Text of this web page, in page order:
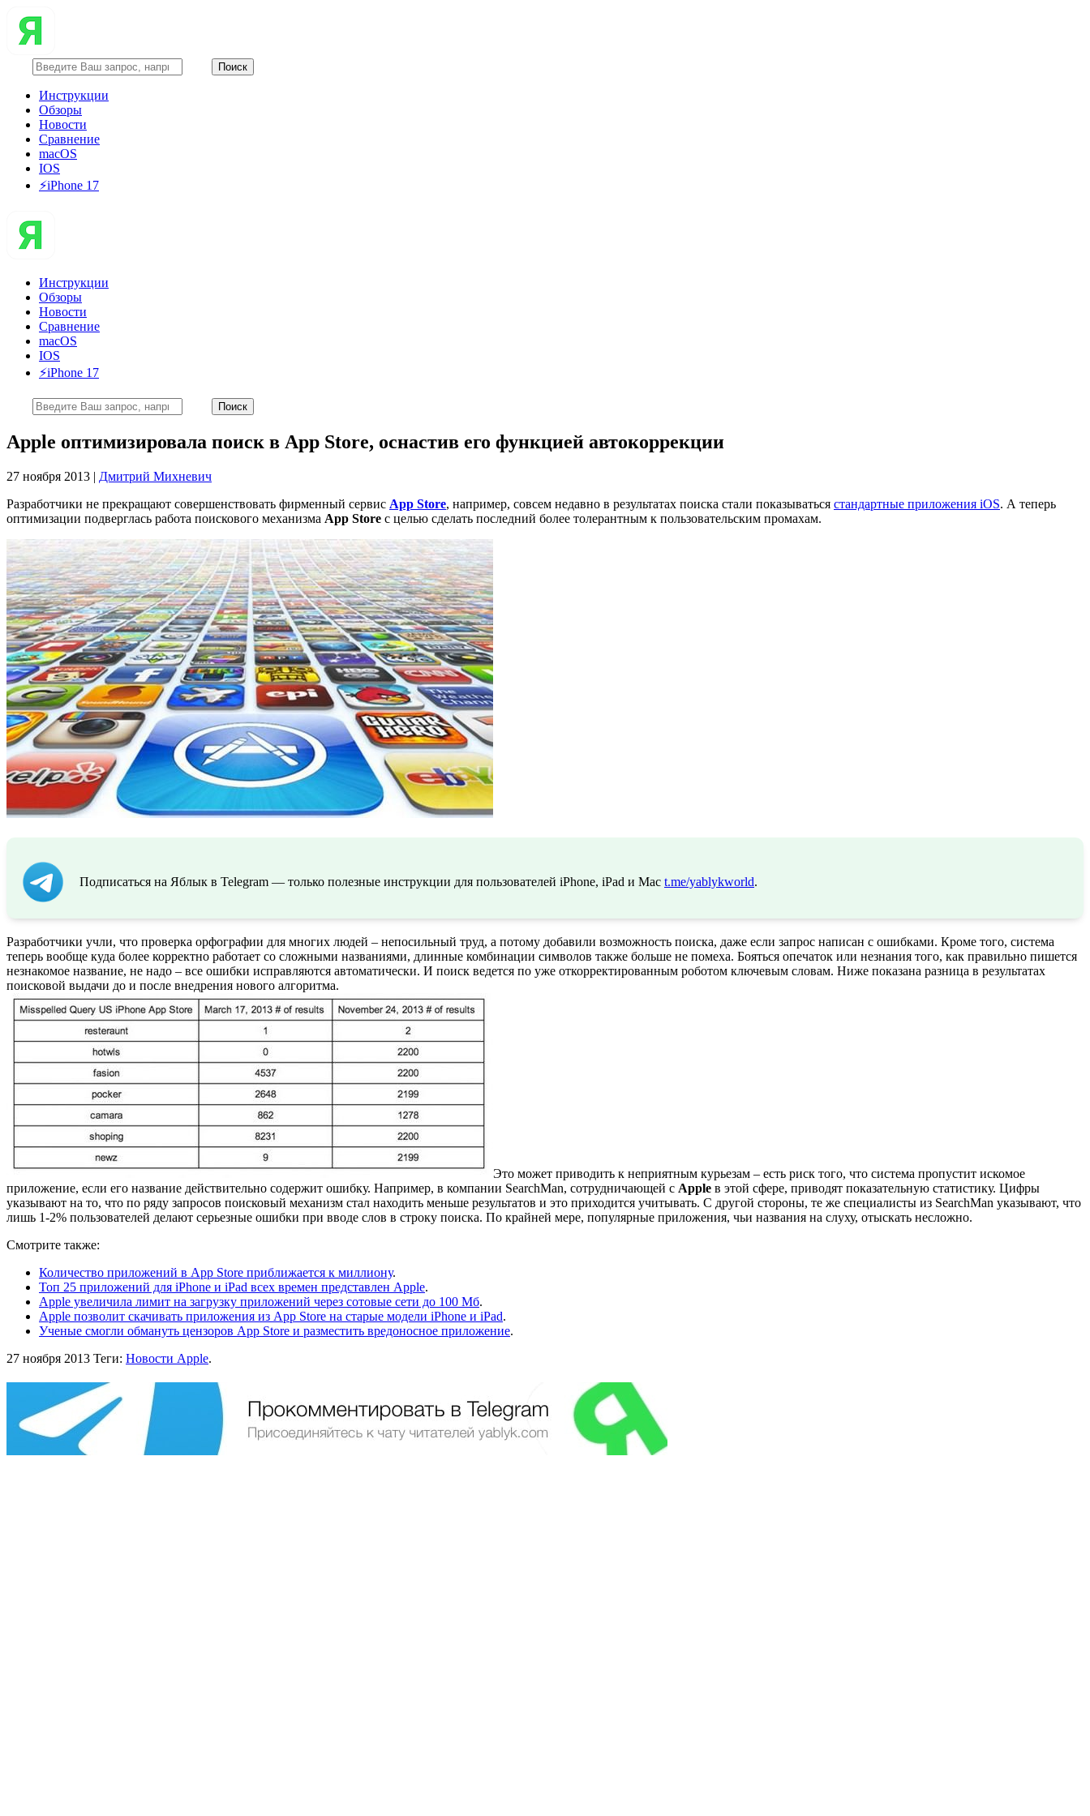
Инструкции
Обзоры
Новости
Сравнение
macOS
IOS
⚡️iPhone 17
Инструкции
Обзоры
Новости
Сравнение
macOS
IOS
⚡️iPhone 17
Apple оптимизировала поиск в App Store, оснастив его функцией автокоррекции
27 ноября 2013 | Дмитрий Михневич
Разработчики не прекращают совершенствовать фирменный сервис App Store, например, совсем недавно в результатах поиска стали показываться стандартные приложения iOS. А теперь
оптимизации подверглась работа поискового механизма App Store с целью сделать последний более толерантным к пользовательским промахам.
Подписаться на Яблык в Telegram — только полезные инструкции для пользователей iPhone, iPad и Mac t.me/yablykworld.
Разработчики учли, что проверка орфографии для многих людей – непосильный труд, а потому добавили возможность поиска, даже если запрос написан с ошибками. Кроме того, система
теперь вообще куда более корректно работает со сложными названиями, длинные комбинации символов также больше не помеха. Бояться опечаток или незнания того, как правильно пишется
незнакомое название, не надо – все ошибки исправляются автоматически. И поиск ведется по уже откорректированным роботом ключевым словам. Ниже показана разница в результатах
поисковой выдачи до и после внедрения нового алгоритма.
Это может приводить к неприятным курьезам – есть риск того, что система пропустит искомое
приложение, если его название действительно содержит ошибку. Например, в компании SearchMan, сотрудничающей с Apple в этой сфере, приводят показательную статистику. Цифры
указывают на то, что по ряду запросов поисковый механизм стал находить меньше результатов и это приходится учитывать. С другой стороны, те же специалисты из SearchMan указывают, что
лишь 1-2% пользователей делают серьезные ошибки при вводе слов в строку поиска. По крайней мере, популярные приложения, чьи названия на слуху, отыскать несложно.
Смотрите также:
Количество приложений в App Store приближается к миллиону.
Топ 25 приложений для iPhone и iPad всех времен представлен Apple.
Apple увеличила лимит на загрузку приложений через сотовые сети до 100 Мб.
Apple позволит скачивать приложения из App Store на старые модели iPhone и iPad.
Ученые смогли обмануть цензоров App Store и разместить вредоносное приложение.
27 ноября 2013 Теги: Новости Apple.